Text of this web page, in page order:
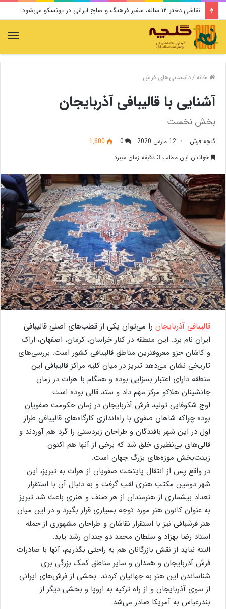
نقاشی دختر ۱۲ ساله، سفیر فرهنگ و صلح ایرانی در یونسکو می‌شود
خانه/دانستنی‌های فرش
آشنایی با قالیبافی آذربایجان
بخش نخست
گلچه فرش 12 مارس 2020 0
1,600
خواندن این مطلب 3 دقیقه زمان میبرد
قالیبافی آذربایجان را می‌توان یکی از قطب‌های اصلی قالیبافی
ایران نام برد. این منطقه در کنار خراسان، کرمان، اصفهان، اراک
و کاشان جزو معروفترین مناطق قالیبافی کشور است. بررسی‌های
تاریخی نشان می‌دهد تبریز در میان کلیه مراکز قالیبافی این
منطقه دارای اعتبار بسزایی بوده و همگام با هرات در زمان
جانشینان هلاکو مرکز مهم داد و ستد قالی بوده است.
اوج شکوفایی تولید فرش آذربایجان در زمان حکومت صفویان
بوده چراکه شاهان صفوی با راه‌اندازی کارگاه‌های قالیبافی طراز
اول در این شهر بافندگان و طراحان زبردستی را گرد هم آوردند و
قالی‌های بی‌نظیری خلق شد که برخی از آنها هم اکنون
زینت‌بخش موزه‌های بزرگ جهان است.
در واقع پس از انتقال پایتخت صفویان از هرات به تبریز، این
شهر دومین مکتب هنری لقب گرفت و به دنبال آن با استقرار
تعداد بیشماری از هنرمندان از هر صنف و هنری باعث شد تبریز
به عنوان کانون هنر مورد توجه بسیاری قرار بگیرد و در این میان
هنر فرشبافی نیز با استقرار نقاشان و طراحان مشهوری از جمله
استاد رضا بهزاد و سلطان محمد دو چندان رشد یابد.
البته نباید از نقش بازرگانان هم به راحتی بگذریم، آنها با صادرات
فرش آذربایجان و همدان و سایر مناطق کمک بزرگی بری
شناساندن این هنر به جهانیان کردند. بخشی از فرش‌های ایرانی
از سوی آذربایجان و از راه ترکیه به اروپا و بخشی دیگر از
بندرعباس به آمریکا صادر می‌شد.